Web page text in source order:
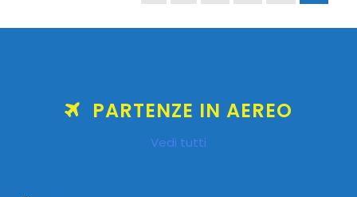
PARTENZE IN AEREO
Vedi tutti